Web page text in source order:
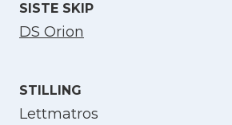
SISTE SKIP
DS Orion
STILLING
Lettmatros